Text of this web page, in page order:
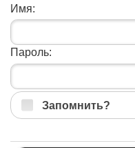
Имя:
Пароль:
Запомнить?